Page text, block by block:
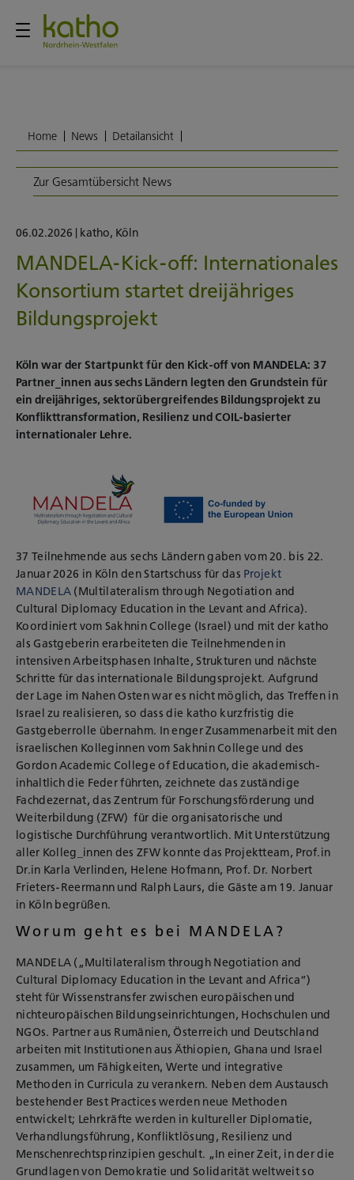
Home News Detailansicht
Zur Gesamtübersicht News
06.02.2026 katho, Köln
MANDELA-Kick-off: Internationales
Konsortium startet dreijähriges
Bildungsprojekt
Köln war der Startpunkt für den Kick-off von MANDELA: 37
Partner_innen aus sechs Ländern legten den Grundstein für
ein dreijähriges, sektorübergreifendes Bildungsprojekt zu
Konflikttransformation, Resilienz und COIL-basierter
internationaler Lehre.
37 Teilnehmende aus sechs Ländern gaben vom 20. bis 22.
Januar 2026 in Köln den Startschuss für das Projekt
MANDELA (Multilateralism through Negotiation and
Cultural Diplomacy Education in the Levant and Africa).
Koordiniert vom Sakhnin College (Israel) und mit der katho
als Gastgeberin erarbeiteten die Teilnehmenden in
intensiven Arbeitsphasen Inhalte, Strukturen und nächste
Schritte für das internationale Bildungsprojekt. Aufgrund
der Lage im Nahen Osten war es nicht möglich, das Treffen in
Israel zu realisieren, so dass die katho kurzfristig die
Gastgeberrolle übernahm. In enger Zusammenarbeit mit den
israelischen Kolleginnen vom Sakhnin College und des
Gordon Academic College of Education, die akademisch-
inhaltlich die Feder führten, zeichnete das zuständige
Fachdezernat, das Zentrum für Forschungsförderung und
Weiterbildung (ZFW) für die organisatorische und
logistische Durchführung verantwortlich. Mit Unterstützung
aller Kolleg_innen des ZFW konnte das Projektteam, Prof.in
Dr.in Karla Verlinden, Helene Hofmann, Prof. Dr. Norbert
Frieters-Reermann und Ralph Laurs, die Gäste am 19. Januar
in Köln begrüßen.
Worum geht es bei MANDELA?
MANDELA („Multilateralism through Negotiation and
Cultural Diplomacy Education in the Levant and Africa“)
steht für Wissenstransfer zwischen europäischen und
nichteuropäischen Bildungseinrichtungen, Hochschulen und
NGOs. Partner aus Rumänien, Österreich und Deutschland
arbeiten mit Institutionen aus Äthiopien, Ghana und Israel
zusammen, um Fähigkeiten, Werte und integrative
Methoden in Curricula zu verankern. Neben dem Austausch
bestehender Best Practices werden neue Methoden
entwickelt; Lehrkräfte werden in kultureller Diplomatie,
Verhandlungsführung, Konfliktlösung, Resilienz und
Menschenrechtsprinzipien geschult. „In einer Zeit, in der die
Grundlagen von Demokratie und Solidarität weltweit so